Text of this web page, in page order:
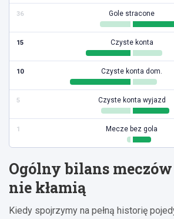
36 Gole stracone
15 Czyste konta
10 Czyste konta dom.
5 Czyste konta wyjazd
1 Mecze bez gola
Ogólny bilans
nie kłamią
Kiedy spojrzymy na pełną historię